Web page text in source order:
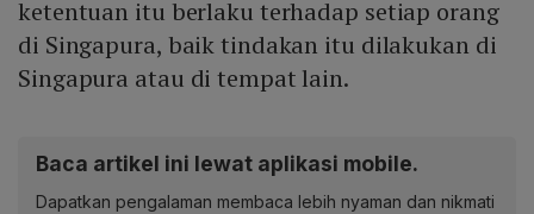
ketentuan itu berlaku terhadap setiap orang
di Singapura, baik tindakan itu dilakukan di
Singapura atau di tempat lain.
Baca artikel ini lewat aplikasi mobile.
Dapatkan pengalaman membaca lebih nyaman dan nikmati